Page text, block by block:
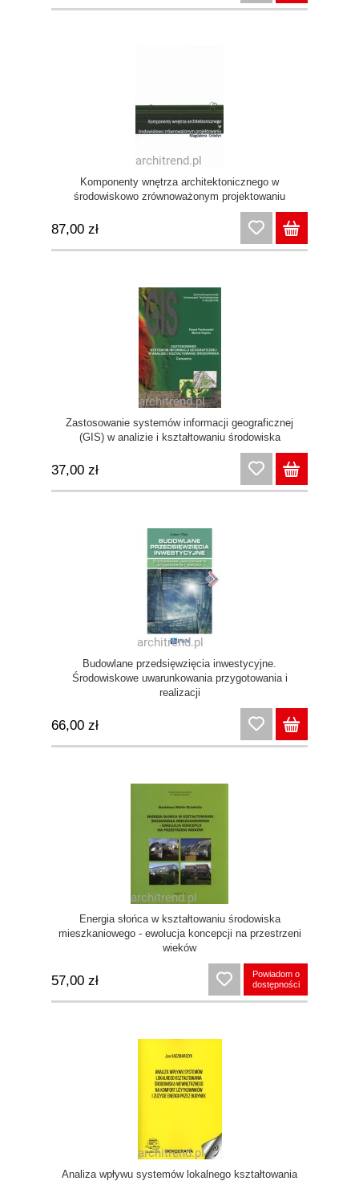
Komponenty wnętrza architektonicznego w
środowiskowo zrównoważonym projektowaniu
87,00 zł
Zastosowanie systemów informacji geograficznej
(GIS) w analizie i kształtowaniu środowiska
37,00 zł
Budowlane przedsięwzięcia inwestycyjne.
Środowiskowe uwarunkowania przygotowania i
realizacji
66,00 zł
Energia słońca w kształtowaniu środowiska
mieszkaniowego - ewolucja koncepcji na przestrzeni
wieków
57,00 zł
Powiadom o
dostępności
Analiza wpływu systemów lokalnego kształtowania